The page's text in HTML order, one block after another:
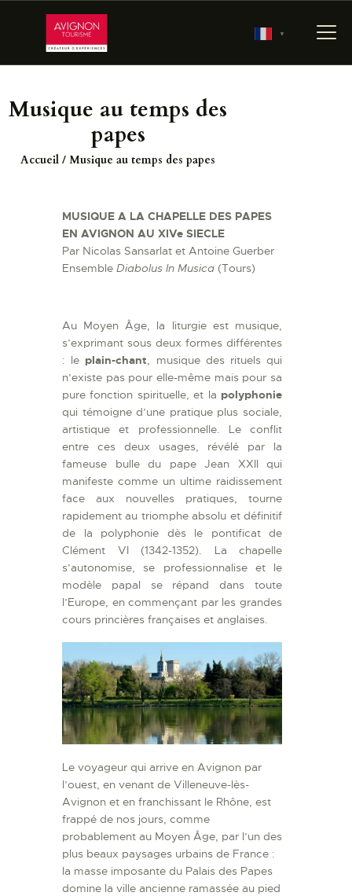
▼
Musique au temps des
papes
Accueil Musique au temps des papes
ACCUEIL
RÉSERVER
PRÉPARER MA VISITE
LES JARDINS
PONTIFICAUX
LES COULISSES DU
MUSIQUE A LA CHAPELLE DES PAPES
EN AVIGNON AU XIVe SIECLE
Par Nicolas Sansarlat et Antoine Guerber
Ensemble Diabolus In Musica (Tours)
Au Moyen Âge, la liturgie est musique,
s’exprimant sous deux formes différentes
: le plain-chant, musique des rituels qui
n’existe pas pour elle-même mais pour sa
pure fonction spirituelle, et la polyphonie
qui témoigne d’une pratique plus sociale,
artistique et professionnelle. Le conflit
entre ces deux usages, révélé par la
fameuse bulle du pape Jean XXII qui
manifeste comme un ultime raidissement
face aux nouvelles pratiques, tourne
rapidement au triomphe absolu et définitif
de la polyphonie dès le pontificat de
Clément VI (1342-1352). La chapelle
s’autonomise, se professionnalise et le
modèle papal se répand dans toute
l’Europe, en commençant par les grandes
cours princières françaises et anglaises.
Le voyageur qui arrive en Avignon par
l’ouest, en venant de Villeneuve-lès-
Avignon et en franchissant le Rhône, est
frappé de nos jours, comme
probablement au Moyen Âge, par l’un des
plus beaux paysages urbains de France :
la masse imposante du Palais des Papes
domine la ville ancienne ramassée au pied